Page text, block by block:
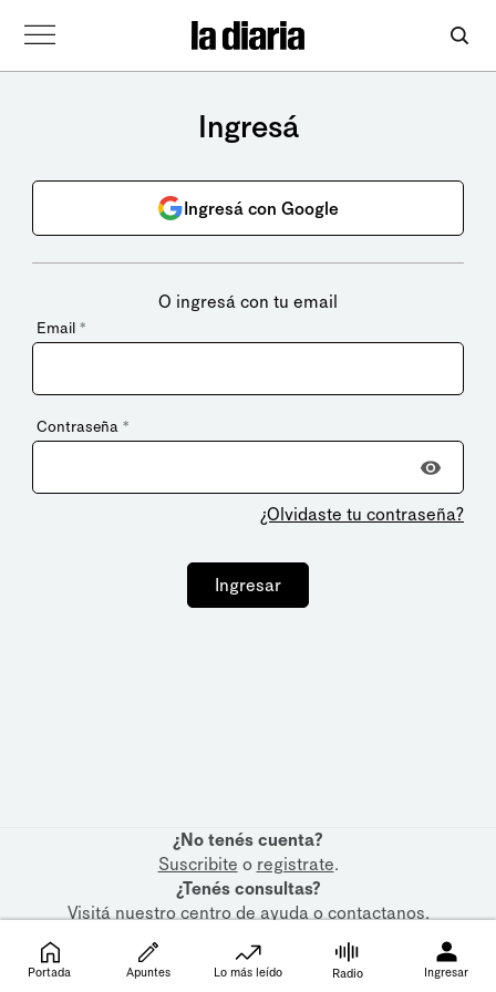
Ingresá
Ingresá con Google
O ingresá con tu email
Email *
Contraseña *
¿Olvidaste tu contraseña?
Ingresar
¿No tenés cuenta?
Suscribite o registrate.
¿Tenés consultas?
Visitá nuestrocentro de ayudaocontactanos.
Portada Apuntes Lo más leído Radio Ingresar